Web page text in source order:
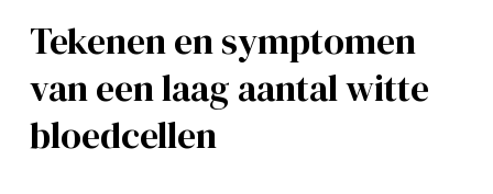
Tekenen en symptomen
van een laag aantal witte
bloedcellen